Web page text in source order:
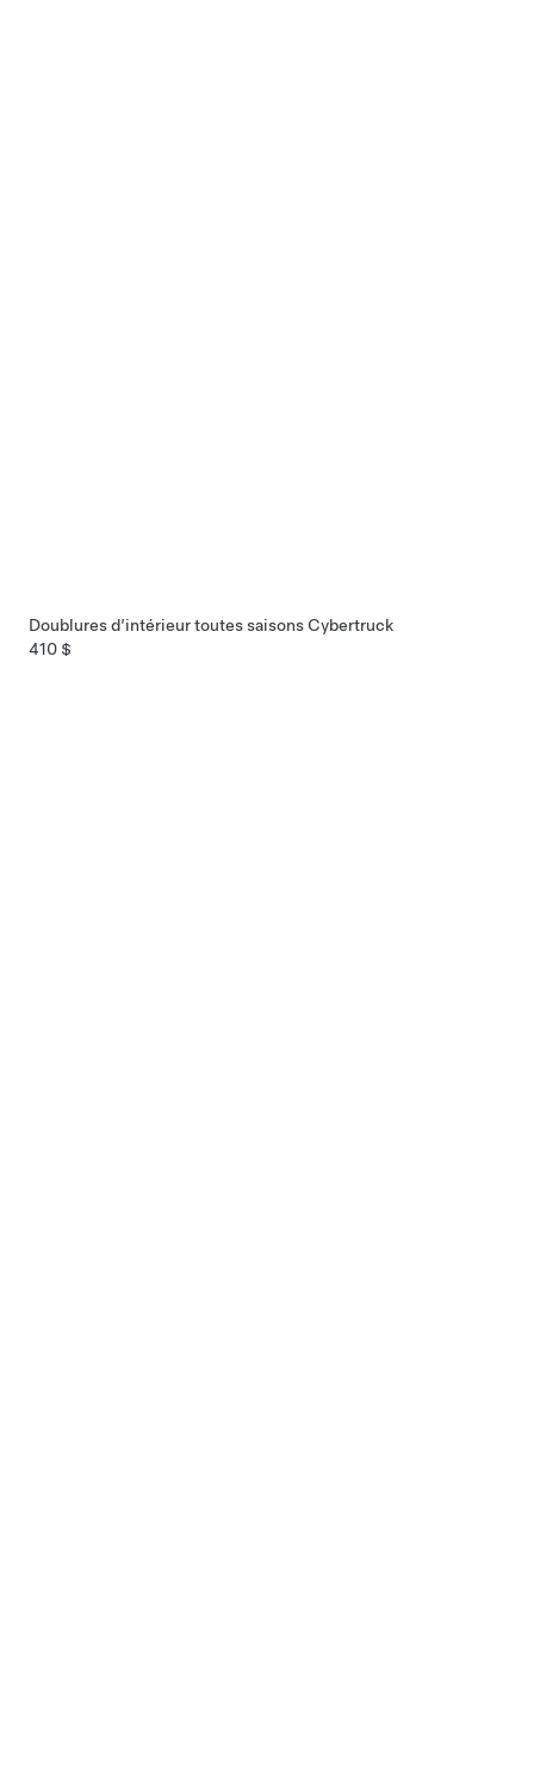
Doublures d’intérieur toutes saisons Cybertruck
410 $